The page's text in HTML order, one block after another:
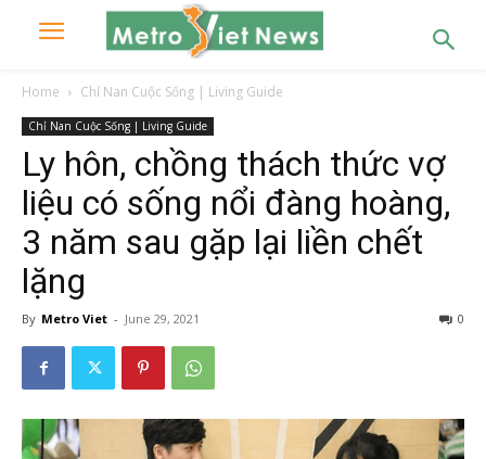
Home Chỉ Nan Cuộc Sống | Living Guide
Chỉ Nan Cuộc Sống | Living Guide
Ly hôn, chồng thách thức vợ
liệu có sống nổi đàng hoàng,
3 năm sau gặp lại liền chết
lặng
By Metro Viet - June 29, 2021 0